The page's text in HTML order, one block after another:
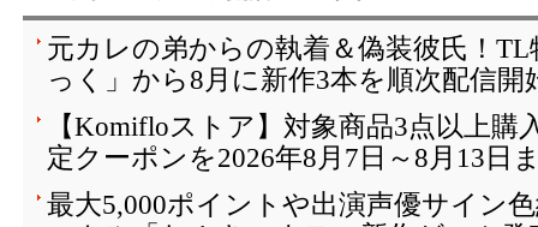
元カレの弟からの執着＆偽装彼氏！
っく」から8月に新作3本を順次配信開
【Komifloストア】対象商品3点以上購
定クーポンを2026年8月7日～8月13日
最大5,000ポイントや出演声優サイン